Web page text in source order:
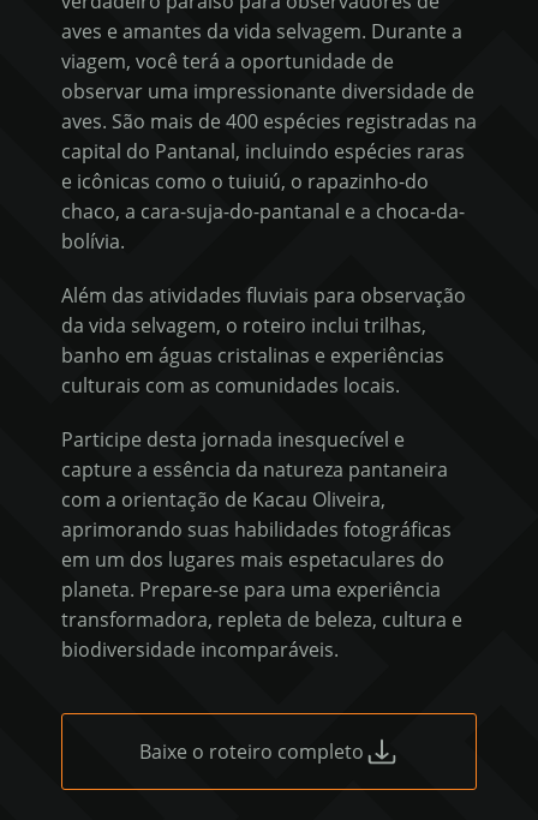
aves e amantes da vida selvagem. Durante a
viagem, você terá a oportunidade de
observar uma impressionante diversidade de
aves. São mais de 400 espécies registradas na
capital do Pantanal, incluindo espécies raras
e icônicas como o tuiuiú, o rapazinho-do
chaco, a cara-suja-do-pantanal e a choca-da-
bolívia.
Além das atividades fluviais para observação
da vida selvagem, o roteiro inclui trilhas,
banho em águas cristalinas e experiências
culturais com as comunidades locais.
Participe desta jornada inesquecível e
capture a essência da natureza pantaneira
com a orientação de Kacau Oliveira,
aprimorando suas habilidades fotográficas
em um dos lugares mais espetaculares do
planeta. Prepare-se para uma experiência
transformadora, repleta de beleza, cultura e
biodiversidade incomparáveis.
Baixe o roteiro completo